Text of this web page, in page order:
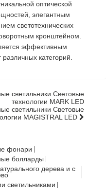
оптической
элегантным
светотехнических
кронштейном.
эффективным
категорий.
светильники Световые
технологии MARK LED
светильники Световые
MAGISTRAL LED
фонари
болларды
дерева и с
светильниками